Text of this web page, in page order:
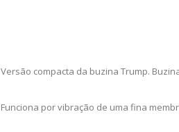
Versão compacta da buzina Trump.
Funciona por vibração de uma fina